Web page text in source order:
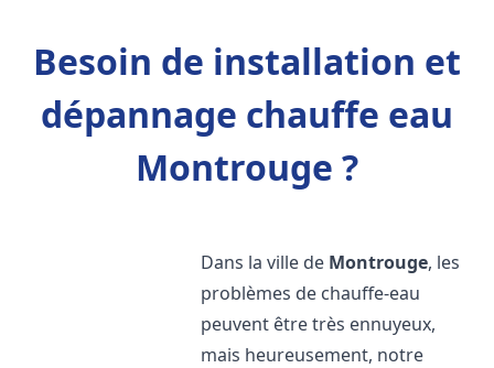
Besoin de installation et
dépannage chauffe eau
Montrouge ?
Dans la ville de Montrouge, les
problèmes de chauffe-eau
peuvent être très ennuyeux,
mais heureusement, notre